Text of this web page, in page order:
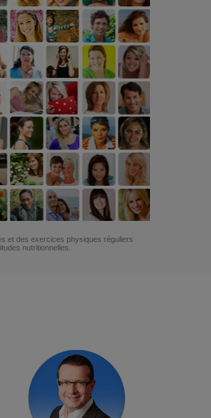
et des exercices physiques réguliers
nutritionnelles.